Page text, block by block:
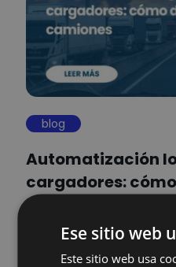
blog
Automatización
cargadores:
“perseguir”
Ese sitio web
Este sitio web usa